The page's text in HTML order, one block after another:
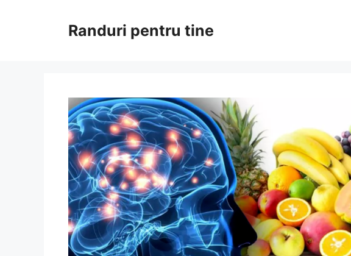
Randuri pentru tine